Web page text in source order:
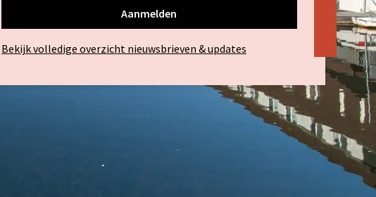
Bekijk volledige overzicht nieuwsbrieven & updates